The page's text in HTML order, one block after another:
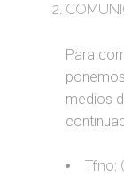
Para
medios
Tfno: